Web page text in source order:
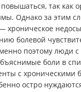
так как
Однако за этим
хроническое
болевой
поэтому люди
боли в
с хроническими
остро